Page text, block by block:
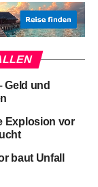
Geld und
Explosion vor
baut Unfall